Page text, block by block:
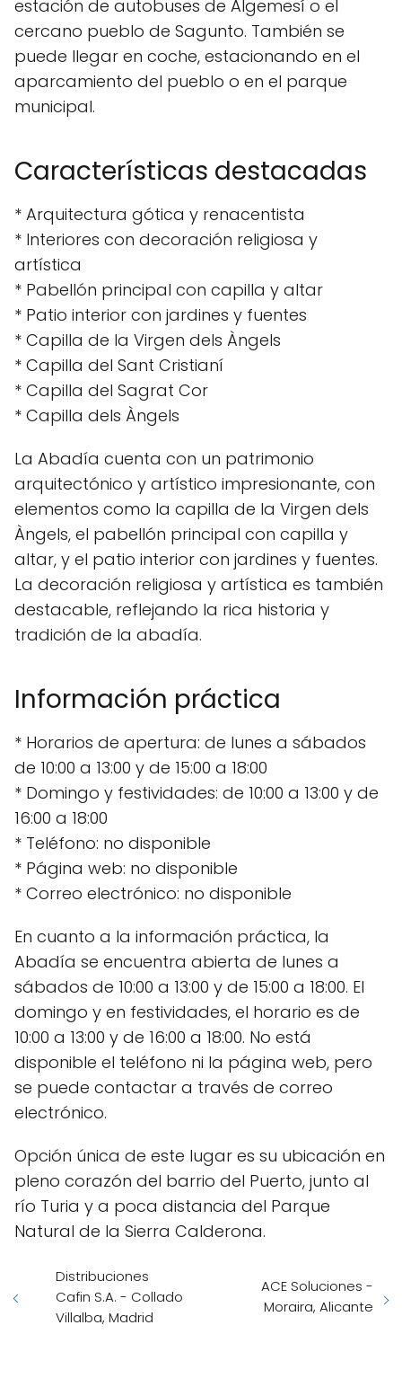
estación de autobuses de Algemesí o el
cercano pueblo de Sagunto. También se
puede llegar en coche, estacionando en el
aparcamiento del pueblo o en el parque
municipal.
Características destacadas
* Arquitectura gótica y renacentista
* Interiores con decoración religiosa y
artística
* Pabellón principal con capilla y altar
* Patio interior con jardines y fuentes
* Capilla de la Virgen dels Àngels
* Capilla del Sant Cristianí
* Capilla del Sagrat Cor
* Capilla dels Àngels
La Abadía cuenta con un patrimonio
arquitectónico y artístico impresionante, con
elementos como la capilla de la Virgen dels
Àngels, el pabellón principal con capilla y
altar, y el patio interior con jardines y fuentes.
La decoración religiosa y artística es también
destacable, reflejando la rica historia y
tradición de la abadía.
Información práctica
* Horarios de apertura: de lunes a sábados
de 10:00 a 13:00 y de 15:00 a 18:00
* Domingo y festividades: de 10:00 a 13:00 y de
16:00 a 18:00
* Teléfono: no disponible
* Página web: no disponible
* Correo electrónico: no disponible
En cuanto a la información práctica, la
Abadía se encuentra abierta de lunes a
sábados de 10:00 a 13:00 y de 15:00 a 18:00. El
domingo y en festividades, el horario es de
10:00 a 13:00 y de 16:00 a 18:00. No está
disponible el teléfono ni la página web, pero
se puede contactar a través de correo
electrónico.
Opción única de este lugar es su ubicación en
pleno corazón del barrio del Puerto, junto al
río Turia y a poca distancia del Parque
Natural de la Sierra Calderona.
Distribuciones
Cafin S.A. - Collado
Villalba, Madrid
ACE Soluciones -
Moraira, Alicante